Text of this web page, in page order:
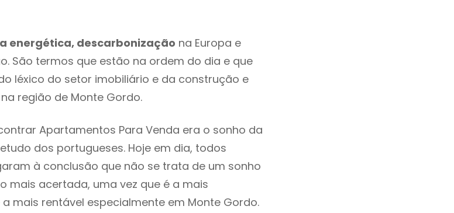
energética, descarbonização na Europa e
São termos que estão na ordem do dia e que
léxico do setor imobiliário e da construção e
região de Monte Gordo.
Apartamentos Para Venda era o sonho da
dos portugueses. Hoje em dia, todos
à conclusão que não se trata de um sonho
mais acertada, uma vez que é a mais
mais rentável especialmente em Monte Gordo.